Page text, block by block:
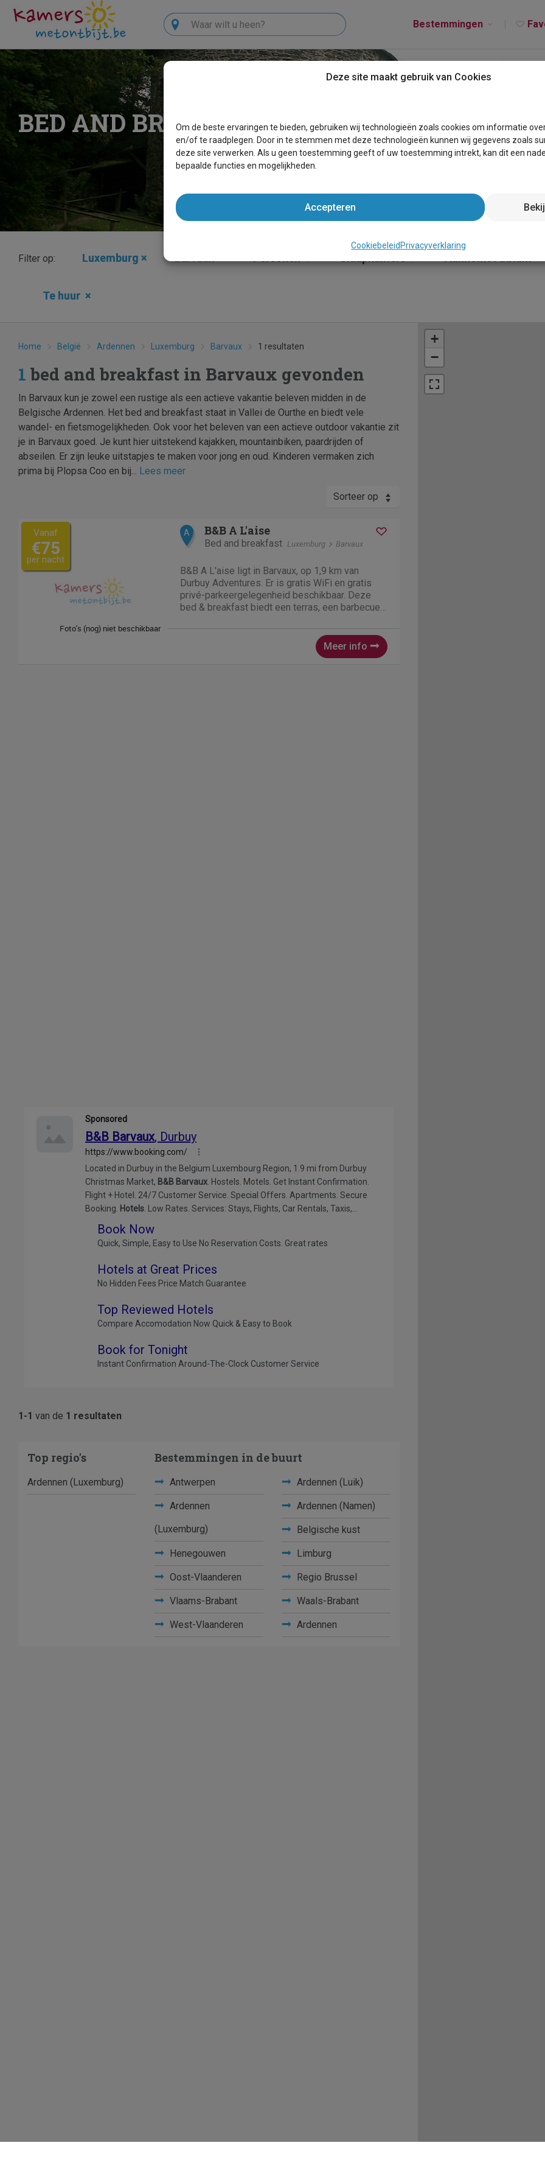
Bestemmingen
Zoeken
BED AND BREAKFAST BARVAUX
Filter op: Luxemburg ×
Te huur ×
Home België Ardennen Luxemburg Barvaux 1 resultaten
1 bed and breakfast in Barvaux gevonden
In Barvaux kun je zowel een rustige als een actieve vakantie beleven midden in de
Belgische Ardennen. Het bed and breakfast staat in Vallei de Ourthe en biedt vele
wandel- en fietsmogelijkheden. Ook voor het beleven van een actieve outdoor vakantie zit
je in Barvaux goed. Je kunt hier uitstekend kajakken, mountainbiken, paardrijden of
abseilen. Er zijn leuke uitstapjes te maken voor jong en oud. Kinderen vermaken zich
prima bij Plopsa Coo en bij... Lees meer
Sorteer op
Vanaf
€75
per nacht
A B&B A L'aise
Bed and breakfast Luxemburg Barvaux
B&B A L'aise ligt in Barvaux, op 1,9 km van
Durbuy Adventures. Er is gratis WiFi en gratis
privé-parkeergelegenheid beschikbaar. Deze
bed & breakfast biedt een terras, een barbecue
Meer info
1-1 van de 1 resultaten
Top regio's
Ardennen (Luxemburg)
Bestemmingen in de buurt
Antwerpen Ardennen (Luik)
Ardennen
(Luxemburg)
Ardennen (Namen)
Belgische kust
Henegouwen Limburg
Oost-Vlaanderen Regio Brussel
Vlaams-Brabant Waals-Brabant
West-Vlaanderen Ardennen
+
−
Deze site maakt gebruik van Cookies
Om de beste ervaringen te bieden, gebruiken wij technologieën zoals cookies om informatie
en/of te raadplegen. Door in te stemmen met deze technologieën kunnen wij gegevens zoals
deze site verwerken. Als u geen toestemming geeft of uw toestemming intrekt, kan dit een
bepaalde functies en mogelijkheden.
Accepteren
Cookiebeleid Privacyverklaring